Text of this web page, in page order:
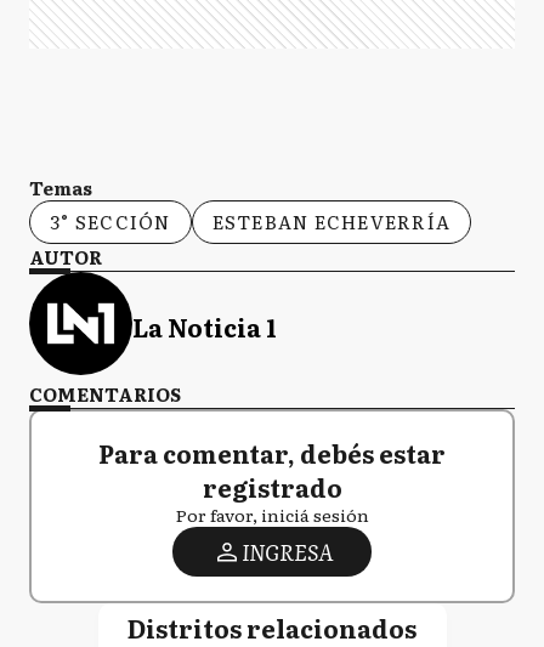
Temas
3° SECCIÓN
ESTEBAN ECHEVERRÍA
AUTOR
La Noticia 1
COMENTARIOS
Para comentar, debés estar
registrado
Por favor, iniciá sesión
INGRESA
Distritos relacionados